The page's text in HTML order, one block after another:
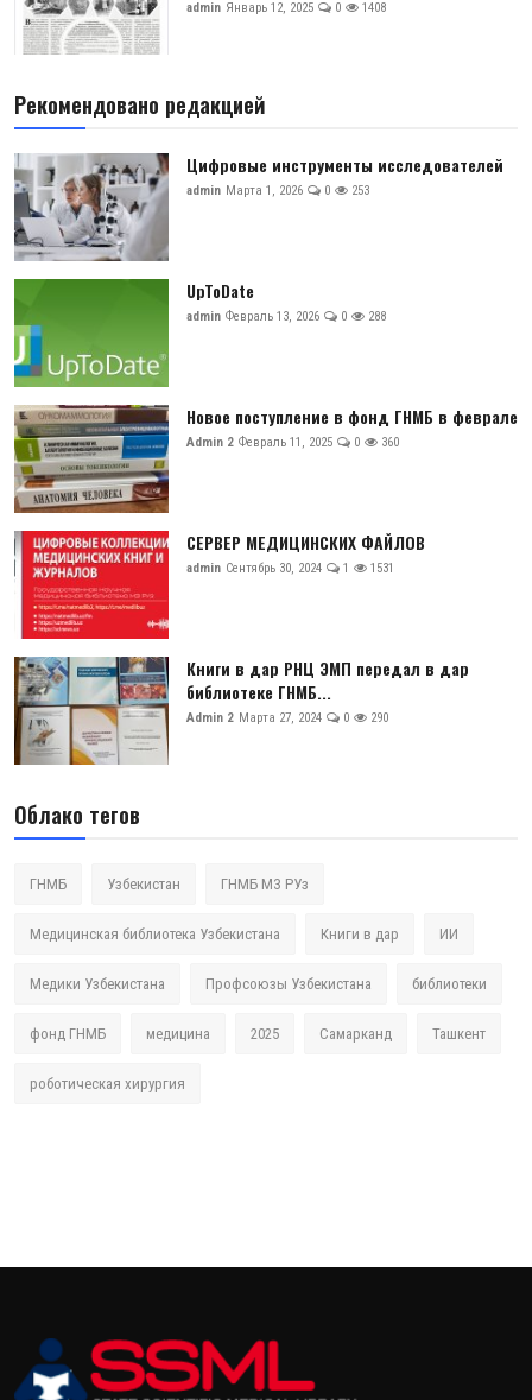
admin Январь 12, 2025 0 1408
Рекомендовано редакцией
Цифровые инструменты исследователей
admin Марта 1, 2026 0 253
UpToDate
admin Февраль 13, 2026 0 288
Новое поступление в фонд ГНМБ в феврале
Admin 2 Февраль 11, 2025 0 360
СЕРВЕР МЕДИЦИНСКИХ ФАЙЛОВ
admin Сентябрь 30, 2024 1 1531
Книги в дар РНЦ ЭМП передал в дар
библиотеке ГНМБ...
Admin 2 Марта 27, 2024 0 290
Облако тегов
ГНМБ Узбекистан ГНМБ МЗ РУз
Медицинская библиотека Узбекистана Книги в дар ИИ
Медики Узбекистана Профсоюзы Узбекистана библиотеки
фонд ГНМБ медицина 2025 Самарканд Ташкент
роботическая хирургия